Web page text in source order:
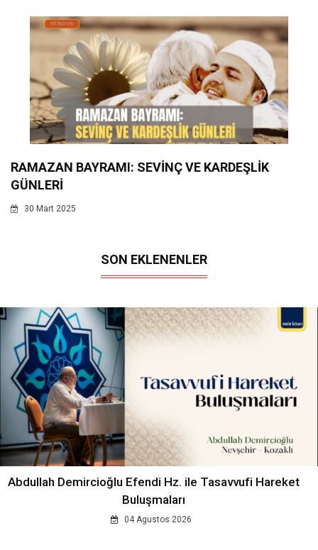
RAMAZAN BAYRAMI: SEVİNÇ VE KARDEŞLİK
GÜNLERİ
30 Mart 2025
SON EKLENENLER
Abdullah Demircioğlu Efendi Hz. ile Tasavvufi Hareket
Buluşmaları
04 Agustos 2026